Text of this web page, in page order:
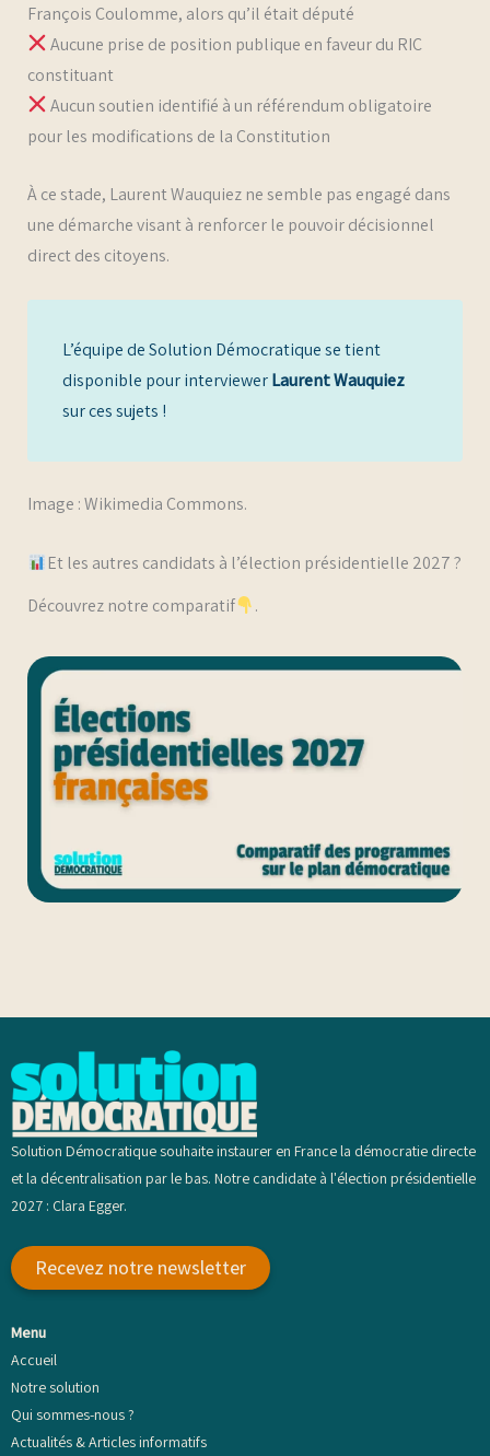
François Coulomme, alors qu’il était député
Aucune prise de position publique en faveur du RIC
constituant
Aucun soutien identifié à un référendum obligatoire
pour les modifications de la Constitution
À ce stade, Laurent Wauquiez ne semble pas engagé dans
une démarche visant à renforcer le pouvoir décisionnel
direct des citoyens.
L’équipe de Solution Démocratique se tient
disponible pour interviewerLaurent Wauquiez
sur ces sujets !
Image : Wikimedia Commons.
Et les autres candidats à l’élection présidentielle 2027 ?
Découvrez notre comparatif
.
Solution Démocratique souhaite instaurer en France la démocratie directe
et la décentralisation par le bas. Notre candidate à l'élection présidentielle
2027 : Clara Egger.
Recevez notre newsletter
Menu
Accueil
Notre solution
Qui sommes-nous ?
Actualités & Articles informatifs